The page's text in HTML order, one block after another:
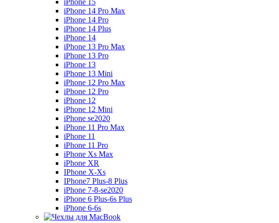
iPhone 15
iPhone 14 Pro Max
iPhone 14 Pro
iPhone 14 Plus
iPhone 14
iPhone 13 Pro Max
iPhone 13 Pro
iPhone 13
iPhone 13 Mini
iPhone 12 Pro Max
iPhone 12 Pro
iPhone 12
iPhone 12 Mini
iPhone se2020
iPhone 11 Pro Max
iPhone 11
iPhone 11 Pro
iPhone Xs Max
iPhone XR
IPhone X-Xs
IPhone7 Plus-8 Plus
iPhone 7-8-se2020
iPhone 6 Plus-6s Plus
iPhone 6-6s